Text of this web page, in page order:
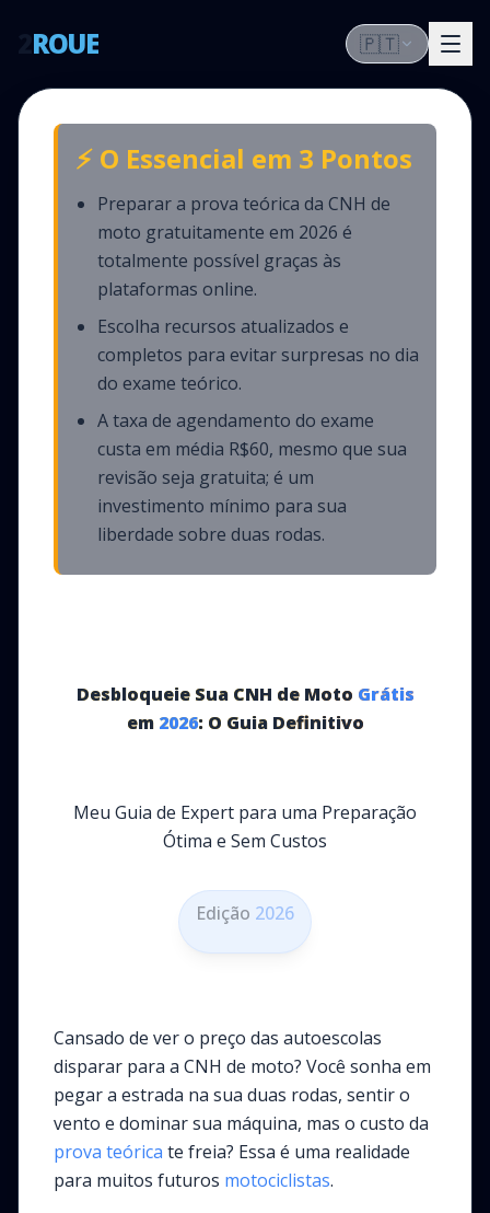
ROUE 🇵🇹
⚡ O Essencial em 3 Pontos
Preparar a prova teórica da CNH de
moto gratuitamente em 2026 é
totalmente possível graças às
plataformas online.
Escolha recursos atualizados e
completos para evitar surpresas no dia
do exame teórico.
A taxa de agendamento do exame
custa em média R$60, mesmo que sua
revisão seja gratuita; é um
investimento mínimo para sua
liberdade sobre duas rodas.
Desbloqueie Sua CNH de Moto Grátis
em 2026: O Guia Definitivo
Meu Guia de Expert para uma Preparação
Ótima e Sem Custos
Edição 2026
Cansado de ver o preço das autoescolas
disparar para a CNH de moto? Você sonha em
pegar a estrada na sua duas rodas, sentir o
vento e dominar sua máquina, mas o custo da
prova teórica te freia? Essa é uma realidade
para muitos futuros motociclistas.